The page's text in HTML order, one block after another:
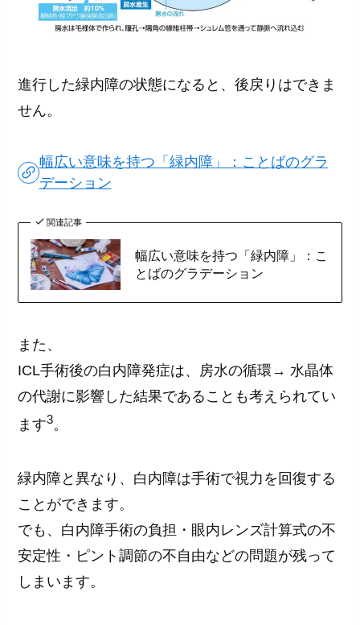
進行した緑内障の状態になると、後戻りはできま
せん。
幅広い意味を持つ「緑内障」：ことばのグラ
デーション
関連記事
幅広い意味を持つ「緑内障」：こ
とばのグラデーション
また、
ICL手術後の白内障発症は、房水の循環→ 水晶体
の代謝に影響した結果であることも考えられてい
ます3。
緑内障と異なり、白内障は手術で視力を回復する
ことができます。
でも、白内障手術の負担・眼内レンズ計算式の不
安定性・ピント調節の不自由などの問題が残って
しまいます。